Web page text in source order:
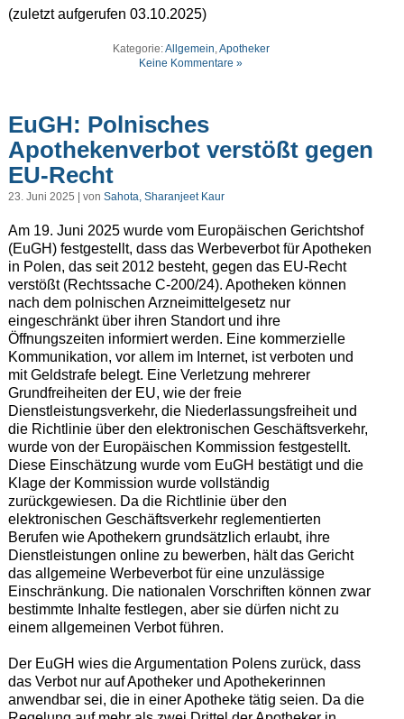
(zuletzt aufgerufen 03.10.2025)
Kategorie:Allgemein,Apotheker
Keine Kommentare »
EuGH: Polnisches
Apothekenverbot verstößt gegen
EU-Recht
23. Juni 2025 | von Sahota, Sharanjeet Kaur
Am 19. Juni 2025 wurde vom Europäischen Gerichtshof
(EuGH) festgestellt, dass das Werbeverbot für Apotheken
in Polen, das seit 2012 besteht, gegen das EU-Recht
verstößt (Rechtssache C-200/24). Apotheken können
nach dem polnischen Arzneimittelgesetz nur
eingeschränkt über ihren Standort und ihre
Öffnungszeiten informiert werden. Eine kommerzielle
Kommunikation, vor allem im Internet, ist verboten und
mit Geldstrafe belegt. Eine Verletzung mehrerer
Grundfreiheiten der EU, wie der freie
Dienstleistungsverkehr, die Niederlassungsfreiheit und
die Richtlinie über den elektronischen Geschäftsverkehr,
wurde von der Europäischen Kommission festgestellt.
Diese Einschätzung wurde vom EuGH bestätigt und die
Klage der Kommission wurde vollständig
zurückgewiesen. Da die Richtlinie über den
elektronischen Geschäftsverkehr reglementierten
Berufen wie Apothekern grundsätzlich erlaubt, ihre
Dienstleistungen online zu bewerben, hält das Gericht
das allgemeine Werbeverbot für eine unzulässige
Einschränkung. Die nationalen Vorschriften können zwar
bestimmte Inhalte festlegen, aber sie dürfen nicht zu
einem allgemeinen Verbot führen.
Der EuGH wies die Argumentation Polens zurück, dass
das Verbot nur auf Apotheker und Apothekerinnen
anwendbar sei, die in einer Apotheke tätig seien. Da die